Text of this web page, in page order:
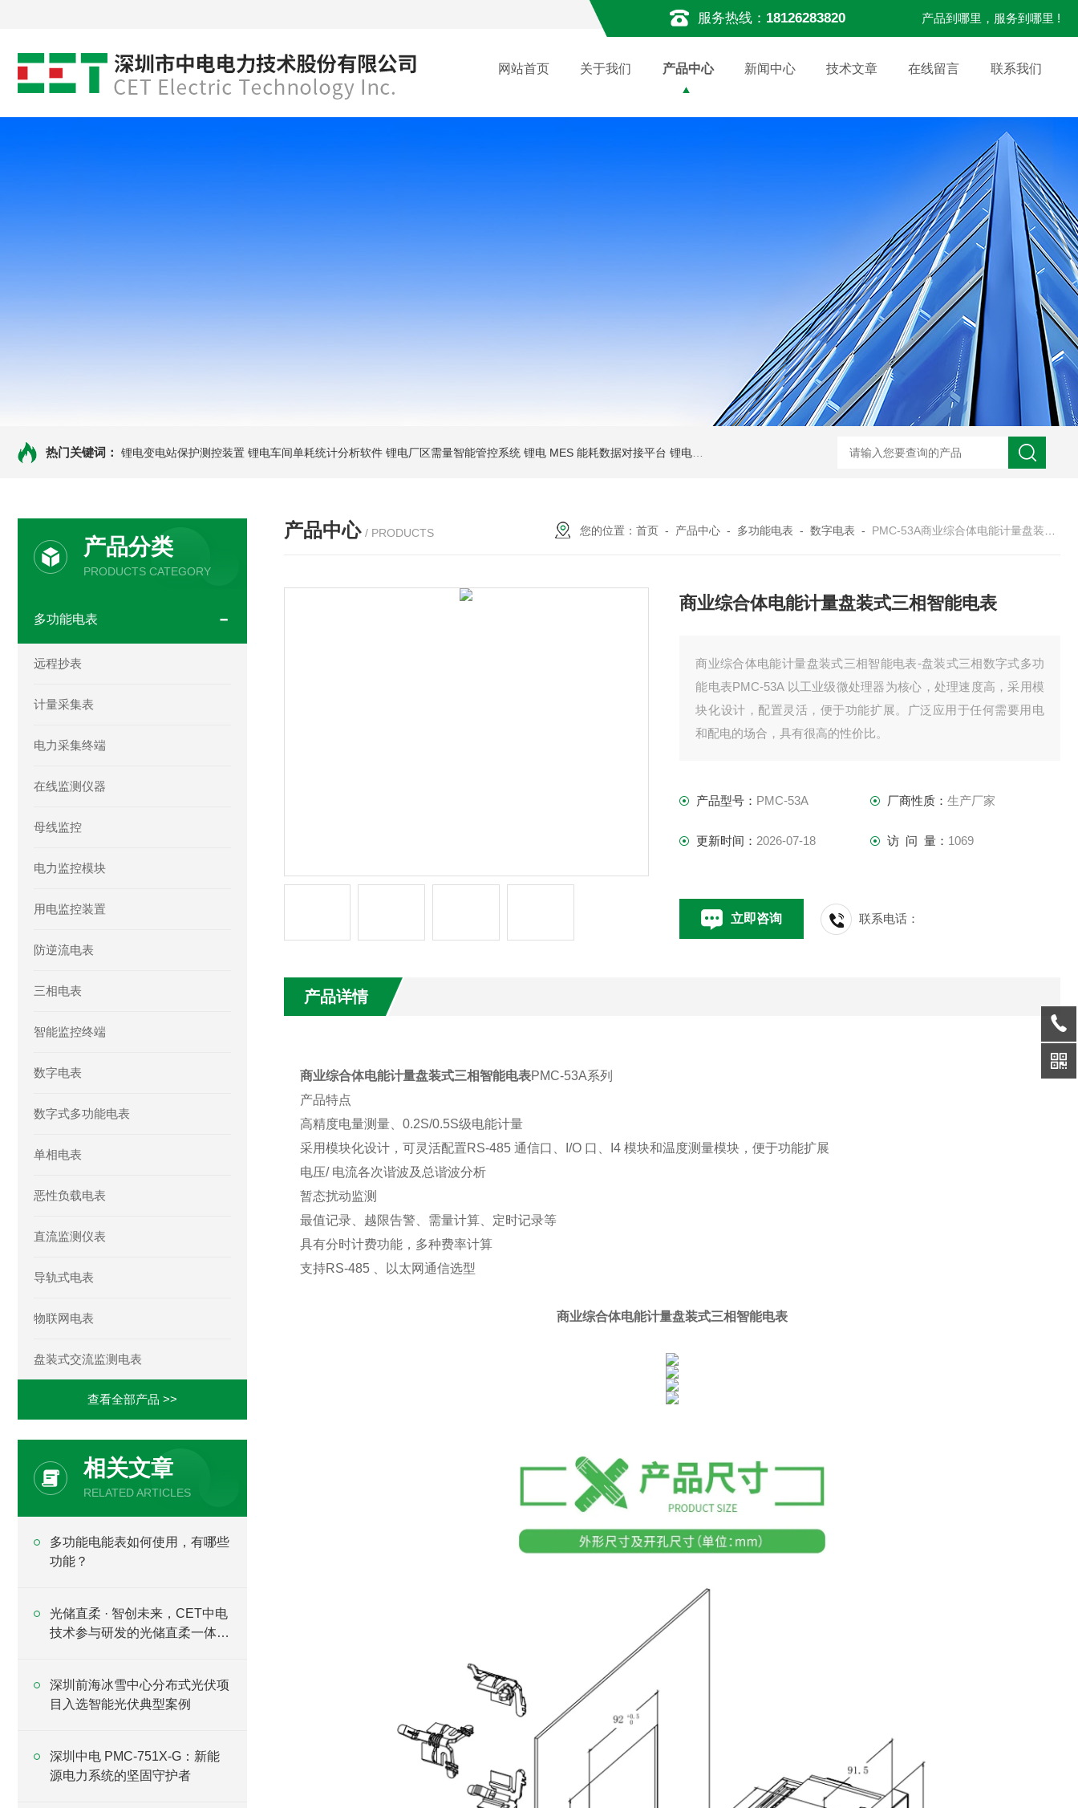
服务热线： 18126283820 产品到哪里，服务到哪里 !
网站首页 关于我们 产品中心 新闻中心 技术文章 在线留言 联系我们
热门关键词： 锂电变电站保护测控装置 锂电车间单耗统计分析软件 锂电厂区需量智能管控系统 锂电 MES 能耗数据对接平台 锂电空压制冷 AI 优化系统 智能制造锂电 EMS 管控系统 电池厂动力设备集中监控
产品分类
PRODUCTS CATEGORY
多功能电表
远程抄表
计量采集表
电力采集终端
在线监测仪器
母线监控
电力监控模块
用电监控装置
防逆流电表
三相电表
智能监控终端
数字电表
数字式多功能电表
单相电表
恶性负载电表
直流监测仪表
导轨式电表
物联网电表
盘装式交流监测电表
查看全部产品 >>
相关文章
RELATED ARTICLES
多功能电能表如何使用，有哪些
功能？
光储直柔 · 智创未来，CET中电
技术参与研发的光储直柔一体机
深圳前海冰雪中心分布式光伏项
目入选智能光伏典型案例
深圳中电 PMC-751X-G：新能
源电力系统的坚固守护者
产品中心 / PRODUCTS 您的位置：首页 - 产品中心 - 多功能电表 -数字电表 - PMC-53A商业综合体电能计量盘装式三相智能电表
商业综合体电能计量盘装式三相智能电表
商业综合体电能计量盘装式三相智能电表-盘装式三相数字式多功
能电表PMC-53A 以工业级微处理器为核心，处理速度高，采用模
块化设计，配置灵活，便于功能扩展。广泛应用于任何需要用电
和配电的场合，具有很高的性价比。
产品型号： PMC-53A 厂商性质： 生产厂家
更新时间： 2026-07-18 访 问 量： 1069
立即咨询 联系电话：
产品详情
商业综合体电能计量盘装式三相智能电表PMC-53A系列
产品特点
高精度电量测量、0.2S/0.5S级电能计量
采用模块化设计，可灵活配置RS-485 通信口、I/O 口、I4 模块和温度测量模块，便于功能扩展
电压/ 电流各次谐波及总谐波分析
暂态扰动监测
最值记录、越限告警、需量计算、定时记录等
具有分时计费功能，多种费率计算
支持RS-485 、以太网通信选型
商业综合体电能计量盘装式三相智能电表